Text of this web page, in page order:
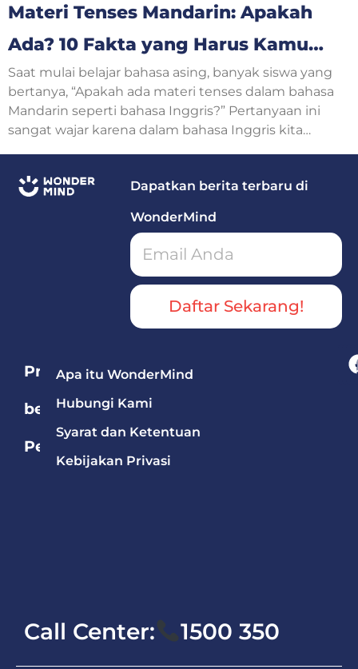
Materi Tenses Mandarin: Apakah
Ada? 10 Fakta yang Harus Kamu
Ketahui
Saat mulai belajar bahasa asing, banyak siswa yang
bertanya, “Apakah ada materi tenses dalam bahasa
Mandarin seperti bahasa Inggris?” Pertanyaan ini
sangat wajar karena dalam bahasa Inggris kita
Dapatkan berita terbaru di
WonderMind
Daftar Sekarang!
Program
berdasarkan
Pelajaran
Apa itu WonderMind
Hubungi Kami
Syarat dan Ketentuan
Kebijakan Privasi
Call Center: 1500 350